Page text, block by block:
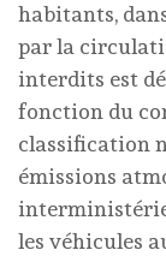
habitants,
par la
interdits est
fonction du
classification
émissions
les véhicules